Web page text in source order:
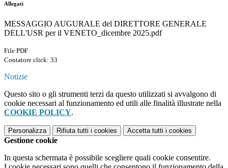
Allegati
MESSAGGIO AUGURALE del DIRETTORE GENERALE
DELL'USR per il VENETO_dicembre 2025.pdf
File PDF
Contatore click: 33
Notizie
Questo sito o gli strumenti terzi da questo utilizzati si avvalgono di
cookie necessari al funzionamento ed utili alle finalità illustrate nella
COOKIE POLICY.
Personalizza Rifiuta tutti i cookies Accetta tutti i cookies
Gestione cookie
In questa schermata è possibile scegliere quali cookie consentire.